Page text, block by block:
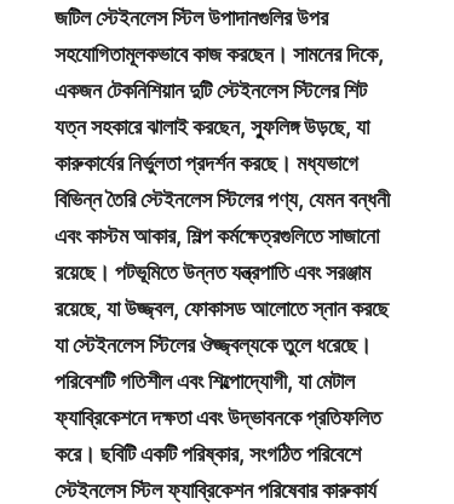
জটিল স্টেইনলেস স্টিল উপাদানগুলির উপর
সহযোগিতামূলকভাবে কাজ করছেন। সামনের দিকে,
একজন টেকনিশিয়ান দুটি স্টেইনলেস স্টিলের শিট
যত্ন সহকারে ঝালাই করছেন, স্ফুলিঙ্গ উড়ছে, যা
কারুকার্যের নির্ভুলতা প্রদর্শন করছে। মধ্যভাগে
বিভিন্ন তৈরি স্টেইনলেস স্টিলের পণ্য, যেমন বন্ধনী
এবং কাস্টম আকার, শিল্প কর্মক্ষেত্রগুলিতে সাজানো
রয়েছে। পটভূমিতে উন্নত যন্ত্রপাতি এবং সরঞ্জাম
রয়েছে, যা উজ্জ্বল, ফোকাসড আলোতে স্নান করছে
যা স্টেইনলেস স্টিলের ঔজ্জ্বল্যকে তুলে ধরেছে।
পরিবেশটি গতিশীল এবং শিল্পোদ্যোগী, যা মেটাল
ফ্যাব্রিকেশনে দক্ষতা এবং উদ্ভাবনকে প্রতিফলিত
করে। ছবিটি একটি পরিষ্কার, সংগঠিত পরিবেশে
স্টেইনলেস স্টিল ফ্যাব্রিকেশন পরিষেবার কারুকার্য